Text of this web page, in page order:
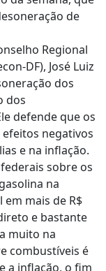
de
Regional
DF), José Luiz
dos
dos
defende que os
negativos
e na inflação.
sobre os
na
em mais de R$
e bastante
muito na
combustíveis é
a inflação, o fim